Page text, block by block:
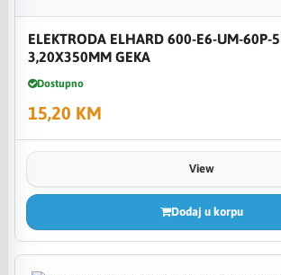
ELEKTRODA ELHARD 600-E6-UM-60P-
3,20X350MM GEKA
Dostupno
15,20 KM
View
Dodaj u korpu